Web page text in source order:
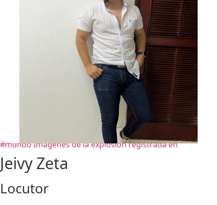
#mundo Imágenes de la explosión registrada en
Jeivy Zeta
Locutor